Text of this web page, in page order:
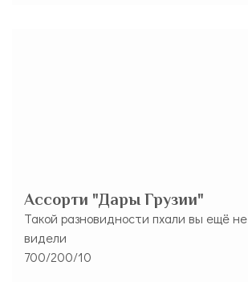
Ассорти "Дары Грузии"
Такой разновидности пхали вы ещё не
видели
700/200/10